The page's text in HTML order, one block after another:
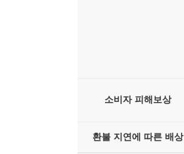
소비자 피해보상
환불 지연에 따른 배상